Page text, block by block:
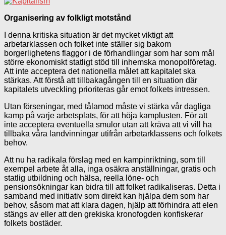
Organisering av folkligt motstånd
I denna kritiska situation är det mycket viktigt att
arbetarklassen och folket inte ställer sig bakom
borgerlighetens flaggor i de förhandlingar som har som mål
större ekonomiskt statligt stöd till inhemska monopolföretag.
Att inte acceptera det nationella målet att kapitalet ska
stärkas. Att förstå att tillbakagången till en situation där
kapitalets utveckling prioriteras går emot folkets intressen.
Utan förseningar, med tålamod måste vi stärka vår dagliga
kamp på varje arbetsplats, för att höja kamplusten. För att
inte acceptera eventuella smulor utan att kräva att vi vill ha
tillbaka våra landvinningar utifrån arbetarklassens och folkets
behov.
Att nu ha radikala förslag med en kampinriktning, som till
exempel arbete åt alla, inga osäkra anställningar, gratis och
statlig utbildning och hälsa, reella löne- och
pensionsökningar kan bidra till att folket radikaliseras. Detta i
samband med initiativ som direkt kan hjälpa dem som har
behov, såsom mat att klara dagen, hjälp att förhindra att elen
stängs av eller att den grekiska kronofogden konfiskerar
folkets bostäder.